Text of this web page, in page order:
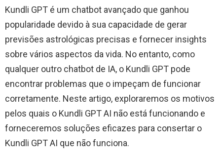
Kundli GPT é um chatbot avançado que ganhou
popularidade devido à sua capacidade de gerar
previsões astrológicas precisas e fornecer insights
sobre vários aspectos da vida. No entanto, como
qualquer outro chatbot de IA, o Kundli GPT pode
encontrar problemas que o impeçam de funcionar
corretamente. Neste artigo, exploraremos os motivos
pelos quais o Kundli GPT AI não está funcionando e
forneceremos soluções eficazes para consertar o
Kundli GPT AI que não funciona.